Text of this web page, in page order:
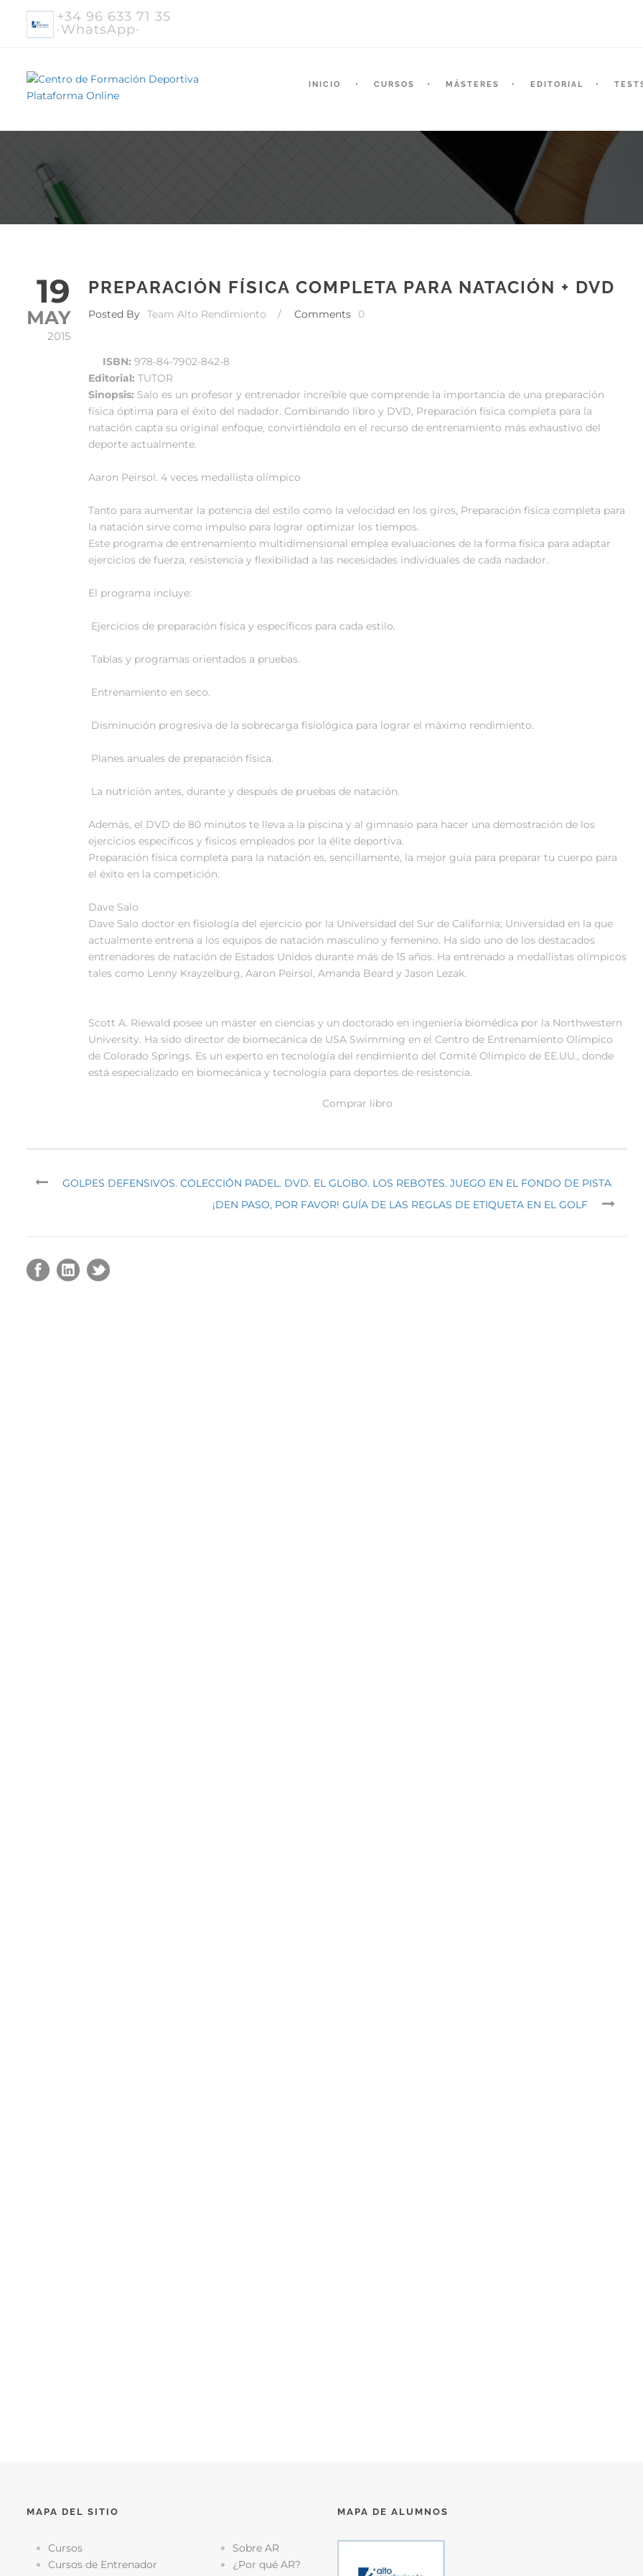
+34 96 633 71 35
·WhatsApp·
INICIO CURSOS MÁSTERES EDITORIAL
19
MAY
2015
PREPARACIÓN FÍSICA COMPLETA PARA NATACIÓN + DVD
Posted By Team Alto Rendimiento / Comments 0
ISBN: 978-84-7902-842-8
Editorial: TUTOR
Sinopsis: Salo es un profesor y entrenador increíble que comprende la importancia de una preparación
física óptima para el éxito del nadador. Combinando libro y DVD, Preparación física completa para la
natación capta su original enfoque, convirtiéndolo en el recurso de entrenamiento más exhaustivo del
deporte actualmente.
Aaron Peirsol. 4 veces medallista olímpico
Tanto para aumentar la potencia del estilo como la velocidad en los giros, Preparación física completa para
la natación sirve como impulso para lograr optimizar los tiempos.
Este programa de entrenamiento multidimensional emplea evaluaciones de la forma física para adaptar
ejercicios de fuerza, resistencia y flexibilidad a las necesidades individuales de cada nadador.
El programa incluye:
 Ejercicios de preparación física y específicos para cada estilo.
 Tablas y programas orientados a pruebas.
 Entrenamiento en seco.
 Disminución progresiva de la sobrecarga fisiológica para lograr el máximo rendimiento.
 Planes anuales de preparación física.
 La nutrición antes, durante y después de pruebas de natación.
Además, el DVD de 80 minutos te lleva a la piscina y al gimnasio para hacer una demostración de los
ejercicios específicos y físicos empleados por la élite deportiva.
Preparación física completa para la natación es, sencillamente, la mejor guía para preparar tu cuerpo para
el éxito en la competición.
Dave Salo
Dave Salo doctor en fisiología del ejercicio por la Universidad del Sur de California; Universidad en la que
actualmente entrena a los equipos de natación masculino y femenino. Ha sido uno de los destacados
entrenadores de natación de Estados Unidos durante más de 15 años. Ha entrenado a medallistas olímpicos
tales como Lenny Krayzelburg, Aaron Peirsol, Amanda Beard y Jason Lezak.
Scott A. Riewald posee un máster en ciencias y un doctorado en ingeniería biomédica por la Northwestern
University. Ha sido director de biomecánica de USA Swimming en el Centro de Entrenamiento Olímpico
de Colorado Springs. Es un experto en tecnología del rendimiento del Comité Olímpico de EE.UU., donde
está especializado en biomecánica y tecnología para deportes de resistencia.
Comprar libro
GOLPES DEFENSIVOS. COLECCIÓN PADEL. DVD. EL GLOBO. LOS REBOTES. JUEGO EN EL FONDO DE PISTA
¡DEN PASO, POR FAVOR! GUÍA DE LAS REGLAS DE ETIQUETA EN EL GOLF
MAPA DEL SITIO
Cursos
Cursos de Entrenador
Sobre AR
¿Por qué AR?
MAPA DE ALUMNOS